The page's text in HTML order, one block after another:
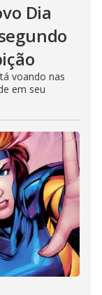
Dia
voando nas
em seu